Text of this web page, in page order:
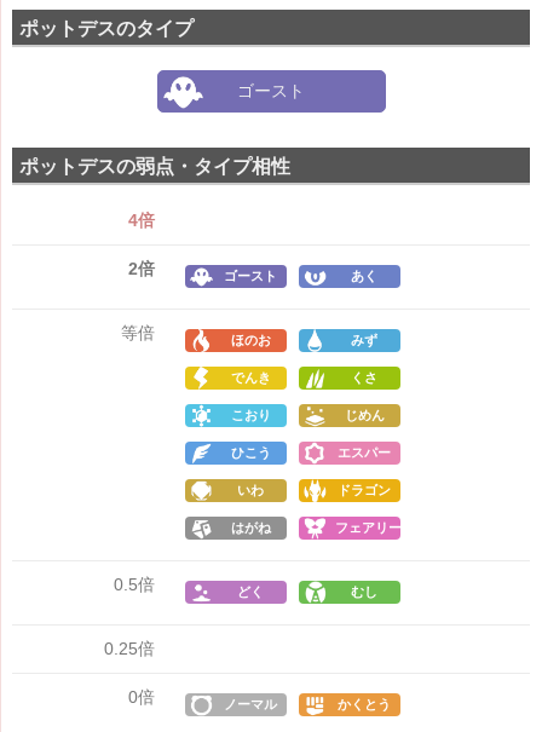
ポットデスのタイプ
ゴースト
ポットデスの弱点・タイプ相性
4倍
2倍 ゴースト あく
等倍 ほのお みず
でんき くさ
こおり じめん
ひこう エスパー
いわ ドラゴン
はがね フェアリー
0.5倍 どく むし
0.25倍
0倍 ノーマル かくとう